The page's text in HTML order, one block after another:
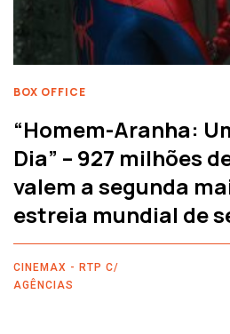
BOX OFFICE
“Homem-Aranha:
Dia” – 927 milhões
valem a segunda
estreia mundial de
CINEMAX - RTP C/
AGÊNCIAS